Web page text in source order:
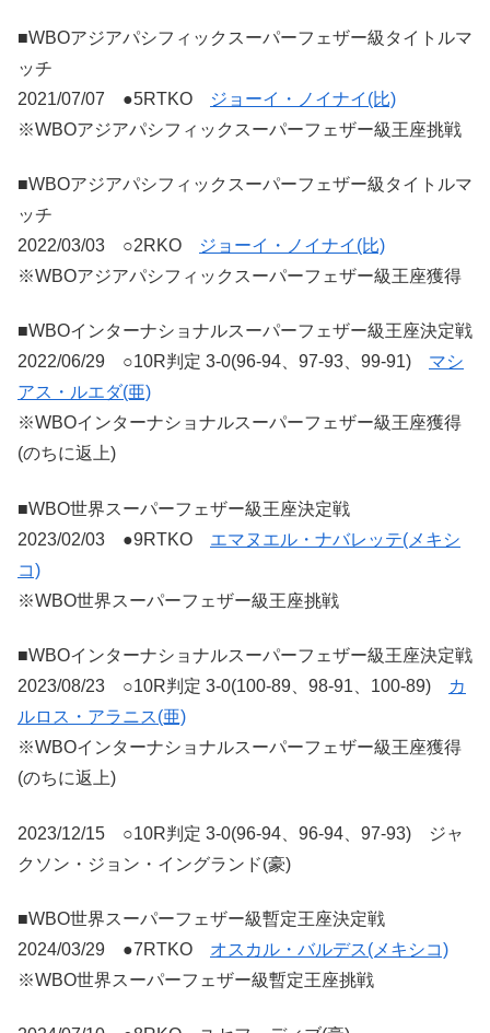
■WBOアジアパシフィックスーパーフェザー級タイトルマ
ッチ
2021/07/07 ●5RTKO
ジョーイ・ノイナイ(比)
※WBOアジアパシフィックスーパーフェザー級王座挑戦
■WBOアジアパシフィックスーパーフェザー級タイトルマ
ッチ
2022/03/03 ○2RKO
ジョーイ・ノイナイ(比)
※WBOアジアパシフィックスーパーフェザー級王座獲得
■WBOインターナショナルスーパーフェザー級王座決定戦
2022/06/29 ○10R判定 3-0(96-94、97-93、99-91) マシ
アス・ルエダ(亜)
※WBOインターナショナルスーパーフェザー級王座獲得
(のちに返上)
■WBO世界スーパーフェザー級王座決定戦
2023/02/03 ●9RTKO エマヌエル・ナバレッテ(メキシ
コ)
※WBO世界スーパーフェザー級王座挑戦
■WBOインターナショナルスーパーフェザー級王座決定戦
2023/08/23 ○10R判定 3-0(100-89、98-91、100-89)
カ
ルロス・アラニス(亜)
※WBOインターナショナルスーパーフェザー級王座獲得
(のちに返上)
2023/12/15 ○10R判定 3-0(96-94、96-94、97-93) ジャ
クソン・ジョン・イングランド(豪)
■WBO世界スーパーフェザー級暫定王座決定戦
2024/03/29 ●7RTKO オスカル・バルデス(メキシコ)
※WBO世界スーパーフェザー級暫定王座挑戦